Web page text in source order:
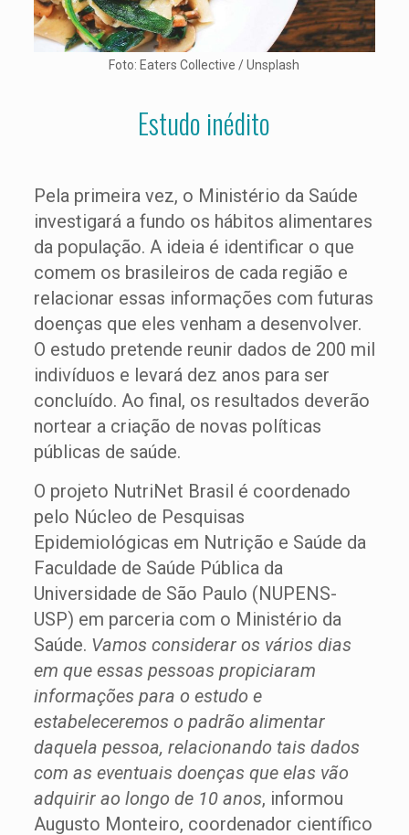
Foto: Eaters Collective / Unsplash
Estudo inédito
Pela primeira vez, o Ministério da Saúde
investigará a fundo os hábitos alimentares
da população. A ideia é identificar o que
comem os brasileiros de cada região e
relacionar essas informações com futuras
doenças que eles venham a desenvolver.
O estudo pretende reunir dados de 200 mil
indivíduos e levará dez anos para ser
concluído. Ao final, os resultados deverão
nortear a criação de novas políticas
públicas de saúde.
O projeto NutriNet Brasil é coordenado
pelo Núcleo de Pesquisas
Epidemiológicas em Nutrição e Saúde da
Faculdade de Saúde Pública da
Universidade de São Paulo (NUPENS-
USP) em parceria com o Ministério da
Saúde. Vamos considerar os vários dias
em que essas pessoas propiciaram
informações para o estudo e
estabeleceremos o padrão alimentar
daquela pessoa, relacionando tais dados
com as eventuais doenças que elas vão
adquirir ao longo de 10 anos, informou
Augusto Monteiro, coordenador científico